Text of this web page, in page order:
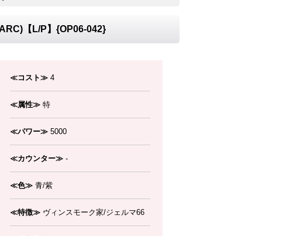
【L/P】{OP06-042}
≪コスト≫ 4
≪属性≫ 特
≪パワー≫ 5000
≪カウンター≫ -
≪色≫ 青/紫
≪特徴≫ ヴィンスモーク家/ジェルマ66